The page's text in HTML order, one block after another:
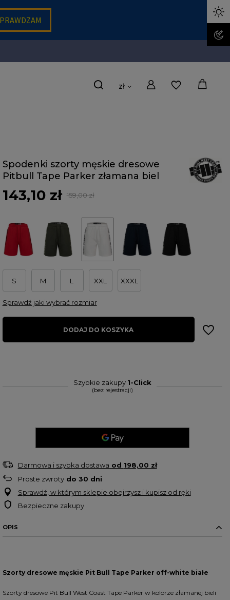
zł
Spodenki szorty męskie dresowe
Pitbull Tape Parker złamana biel
143,10 zł 159,00 zł
S M L XXL XXXL
Sprawdź jaki wybrać rozmiar
DODAJ DO KOSZYKA
Szybkie zakupy 1-Click
(bez rejestracji)
Darmowa i szybka dostawa od 198,00 zł
Proste zwrotydo 30 dni
Sprawdź, w którym sklepie obejrzysz i kupisz od ręki
Bezpieczne zakupy
OPIS
Szorty dresowe męskie Pit Bull Tape Parker off-white białe
Szorty dresowe Pit Bull West Coast Tape Parker w kolorze złamanej bieli